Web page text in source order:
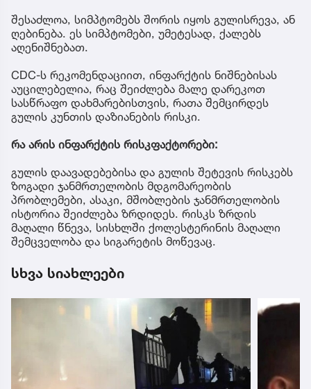
შესაძლოა, სიმპტომებს შორის იყოს გულისრევა, ან
ღებინება. ეს სიმპტომები, უმეტესად, ქალებს
აღენიშნებათ.
CDC-ს რეკომენდაციით, ინფარქტის ნიშნებისას
აუცილებელია, რაც შეიძლება მალე დარეკოთ
სასწრაფო დახმარებისთვის, რათა შემცირდეს
გულის კუნთის დაზიანების რისკი.
რა არის ინფარქტის რისკფაქტორები:
გულის დაავადებებისა და გულის შეტევის რისკებს
ზოგადი ჯანმრთელობის მდგომარეობის
პრობლემები, ასაკი, მშობლების ჯანმრთელობის
ისტორია შეიძლება ზრდიდეს. რისკს ზრდის
მაღალი წნევა, სისხლში ქოლესტერინის მაღალი
შემცველობა და სიგარეტის მოწევაც.
სხვა სიახლეები